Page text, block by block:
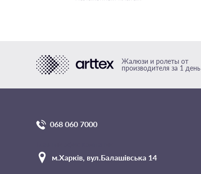
Жалюзи и ролеты от
производителя за 1 день
068 060 7000
м.Харкiв, вул.Балашівська 14